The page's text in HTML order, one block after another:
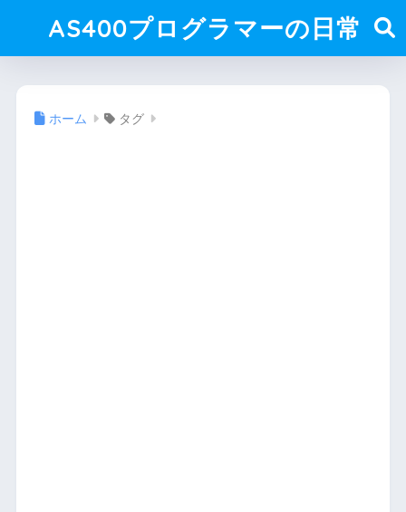
AS400プログラマーの日常
ホーム タグ